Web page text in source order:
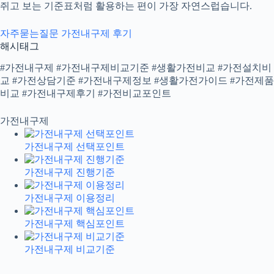
쥐고 보는 기준표처럼 활용하는 편이 가장 자연스럽습니다.
자주묻는질문 가전내구제 후기
해시태그
#가전내구제 #가전내구제비교기준 #생활가전비교 #가전설치비
교 #가전상담기준 #가전내구제정보 #생활가전가이드 #가전제품
비교 #가전내구제후기 #가전비교포인트
가전내구제
가전내구제 선택포인트
가전내구제 진행기준
가전내구제 이용정리
가전내구제 핵심포인트
가전내구제 비교기준